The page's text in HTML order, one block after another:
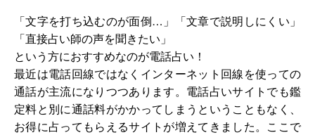
「文字を打ち込むのが面倒…」「文章で説明しにくい」
「直接占い師の声を聞きたい」
という方におすすめなのが電話占い！
最近は電話回線ではなくインターネット回線を使っての
通話が主流になりつつあります。電話占いサイトでも鑑
定料と別に通話料がかかってしまうということもなく、
お得に占ってもらえるサイトが増えてきました。ここで